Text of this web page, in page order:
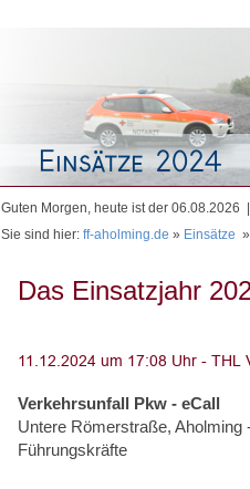
Guten Morgen, heute ist der
Sie sind hier: ff-aholming.de » Einsätze
Das Einsatzjahr
Verkehrsunfall Pkw - eCall
Untere Römerstraße,
Führungskräfte